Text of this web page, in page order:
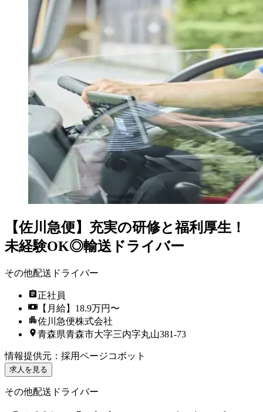
【佐川急便】充実の研修と福利厚生！
未経験OK◎輸送ドライバー
その他配送ドライバー
正社員
【月給】18.9万円〜
佐川急便株式会社
青森県青森市大字三内字丸山381-73
情報提供元 ： 採用ページコボット
求人を見る
その他配送ドライバー